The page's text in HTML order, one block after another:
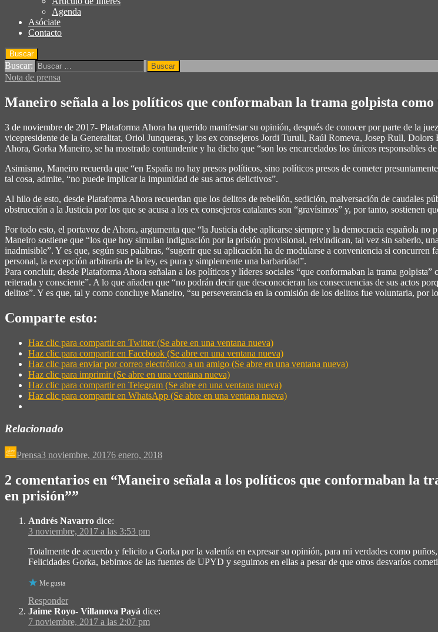
Agenda
Asóciate
Contacto
Buscar
Buscar:
Nota de prensa
Maneiro señala a los políticos que conformaban la trama golpista como
3 de noviembre de 2017- Plataforma Ahora ha querido manifestar su opinión, después de conocer por parte de la
vicepresidente de la Generalitat, Oriol Junqueras, y los ex consejeros Jordi Turull, Raúl Romeva, Josep Rull,
Ahora, Gorka Maneiro, se ha mostrado contundente y ha dicho que “son los encarcelados los únicos responsables
Asimismo, Maneiro recuerda que “en España no hay presos políticos, sino políticos presos de cometer
tal cosa, admite, “no puede implicar la impunidad de sus actos delictivos”.
Al hilo de esto, desde Plataforma Ahora recuerdan que los delitos de rebelión, sedición, malversación de caudales
obstrucción a la Justicia por los que se acusa a los ex consejeros catalanes son “gravísimos” y, por tanto, sostienen
Por todo esto, el portavoz de Ahora, argumenta que “la Justicia debe aplicarse siempre y la democracia española
Maneiro sostiene que “los que hoy simulan indignación por la prisión provisional, reivindican, tal vez sin saberlo,
inadmisible”. Y es que, según sus palabras, “sugerir que su aplicación ha de modularse a conveniencia si
personal, la excepción arbitraria de la ley, es pura y simplemente una barbaridad”.
Para concluir, desde Plataforma Ahora señalan a los políticos y líderes sociales “que conformaban la trama
reiterada y consciente”. A lo que añaden que “no podrán decir que desconocieran las consecuencias de sus actos
delitos”. Y es que, tal y como concluye Maneiro, “su perseverancia en la comisión de los delitos fue voluntaria, por
Comparte esto:
Haz clic para compartir en Twitter (Se abre en una ventana nueva)
Haz clic para compartir en Facebook (Se abre en una ventana nueva)
Haz clic para enviar por correo electrónico a un amigo (Se abre en una ventana nueva)
Haz clic para imprimir (Se abre en una ventana nueva)
Haz clic para compartir en Telegram (Se abre en una ventana nueva)
Haz clic para compartir en WhatsApp (Se abre en una ventana nueva)
Relacionado
Prensa3 noviembre, 20176 enero, 2018
2 comentarios en “Maneiro señala a los políticos que conformaban la
en prisión””
Andrés Navarro dice:
3 noviembre, 2017 a las 3:53 pm
Totalmente de acuerdo y felicito a Gorka por la valentía en expresar su opinión, para mi verdades como
Felicidades Gorka, bebimos de las fuentes de UPYD y seguimos en ellas a pesar de que otros desvaríos
Me gusta
Responder
Jaime Royo- Villanova Payá dice:
7 noviembre, 2017 a las 2:07 pm